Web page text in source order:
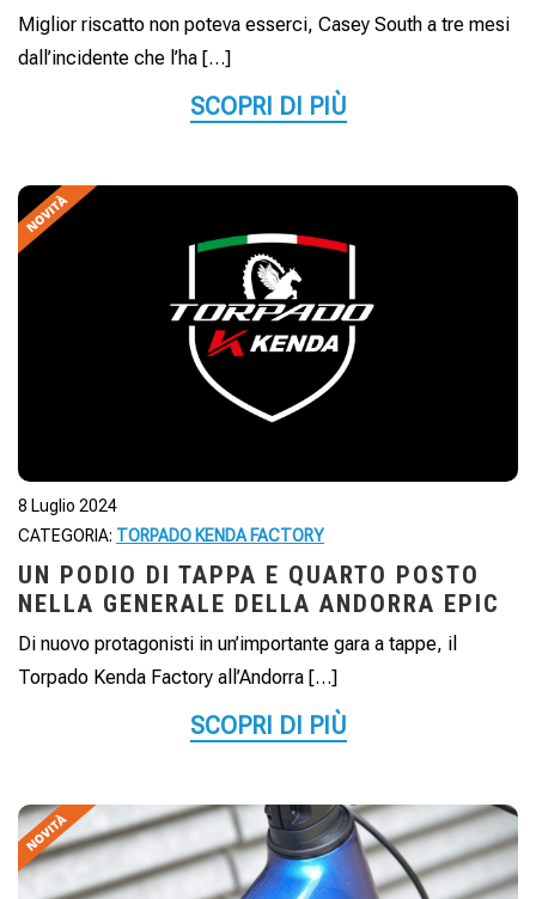
Miglior riscatto non poteva esserci, Casey South a tre mesi
dall’incidente che l’ha […]
SCOPRI DI PIÙ
8 Luglio 2024
CATEGORIA: TORPADO KENDA FACTORY
UN PODIO DI TAPPA E QUARTO POSTO
NELLA GENERALE DELLA ANDORRA EPIC
Di nuovo protagonisti in un’importante gara a tappe, il
Torpado Kenda Factory all’Andorra […]
SCOPRI DI PIÙ